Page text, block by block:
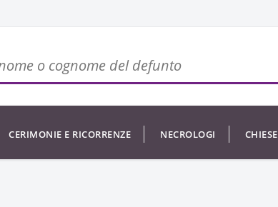
CERIMONIE E RICORRENZE NECROLOGI CHIESE